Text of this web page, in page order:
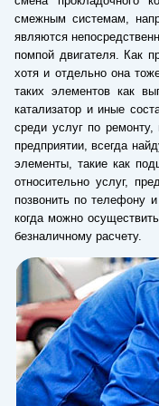
смежным системам,
являются
помпой двигателя. Как
хотя и отдельно она
таких элементов как
катализатор и иные
среди услуг по
предприятии, всегда
элементы, такие как
относительно услуг,
позвонить по телефону
когда можно
безналичному расчету.